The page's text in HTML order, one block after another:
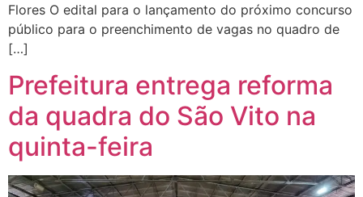
Flores O edital para o lançamento do próximo concurso
público para o preenchimento de vagas no quadro de
[…]
Prefeitura entrega reforma
da quadra do São Vito na
quinta-feira